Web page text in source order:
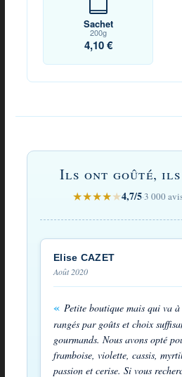
Sachet
200g
4,10 €
Avis
Bonbons
des
Vosges
cassis
Ils ont goûté,
★★★★★4,7/5·3 000
Elise CAZET
Août 2020
Petite boutique mais qui va
rangés par goûts et choix
gourmands. Nous avons opté
framboise, violette, cassis,
passion et cerise. Si vous